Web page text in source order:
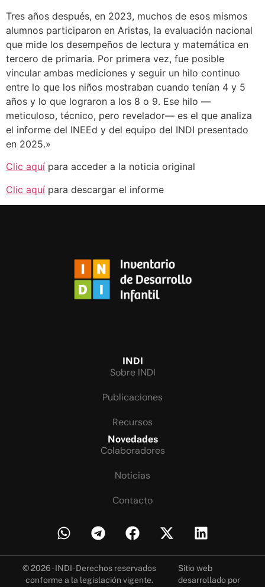
Tres años después, en 2023, muchos de esos mismos
alumnos participaron en Aristas, la evaluación nacional
que mide los desempeños de lectura y matemática en
tercero de primaria. Por primera vez, fue posible
vincular ambas mediciones y seguir un hilo continuo
entre lo que los niños mostraban cuando tenían 4 y 5
años y lo que lograron a los 8 o 9. Ese hilo —
meticuloso, técnico, pero revelador— es el que analiza
el informe del INEEd y del equipo del INDI presentado
en 2025.»
Clic aquí para acceder a la noticia original
Clic aquí para descargar el informe
INDI
Sobre INDI
Publicaciones
Recursos
Novedades
Colaboradores
Noticias
Contacto
© 2026 - INDI- Derechos reservados
conforme a la legislación vigente.
Sitio web
desarrollado por